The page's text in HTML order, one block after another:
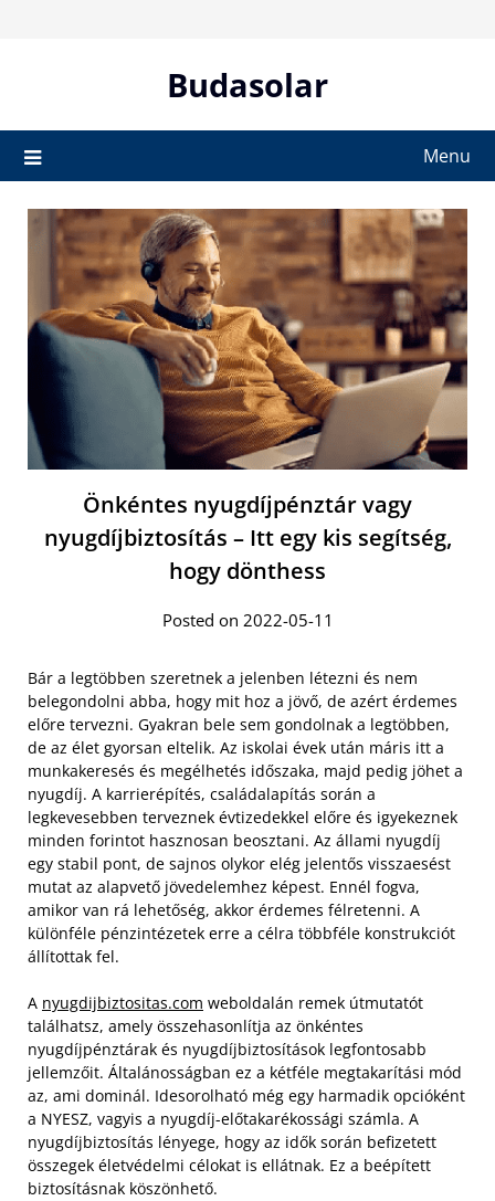
Budasolar
Menu
Önkéntes nyugdíjpénztár vagy
nyugdíjbiztosítás – Itt egy kis segítség,
hogy dönthess
Posted on 2022-05-11
Bár a legtöbben szeretnek a jelenben létezni és nem
belegondolni abba, hogy mit hoz a jövő, de azért érdemes
előre tervezni. Gyakran bele sem gondolnak a legtöbben,
de az élet gyorsan eltelik. Az iskolai évek után máris itt a
munkakeresés és megélhetés időszaka, majd pedig jöhet a
nyugdíj. A karrierépítés, családalapítás során a
legkevesebben terveznek évtizedekkel előre és igyekeznek
minden forintot hasznosan beosztani. Az állami nyugdíj
egy stabil pont, de sajnos olykor elég jelentős visszaesést
mutat az alapvető jövedelemhez képest. Ennél fogva,
amikor van rá lehetőség, akkor érdemes félretenni. A
különféle pénzintézetek erre a célra többféle konstrukciót
állítottak fel.
A nyugdijbiztositas.com weboldalán remek útmutatót
találhatsz, amely összehasonlítja az önkéntes
nyugdíjpénztárak és nyugdíjbiztosítások legfontosabb
jellemzőit. Általánosságban ez a kétféle megtakarítási mód
az, ami dominál. Idesorolható még egy harmadik opcióként
a NYESZ, vagyis a nyugdíj-előtakarékossági számla. A
nyugdíjbiztosítás lényege, hogy az idők során befizetett
összegek életvédelmi célokat is ellátnak. Ez a beépített
biztosításnak köszönhető.